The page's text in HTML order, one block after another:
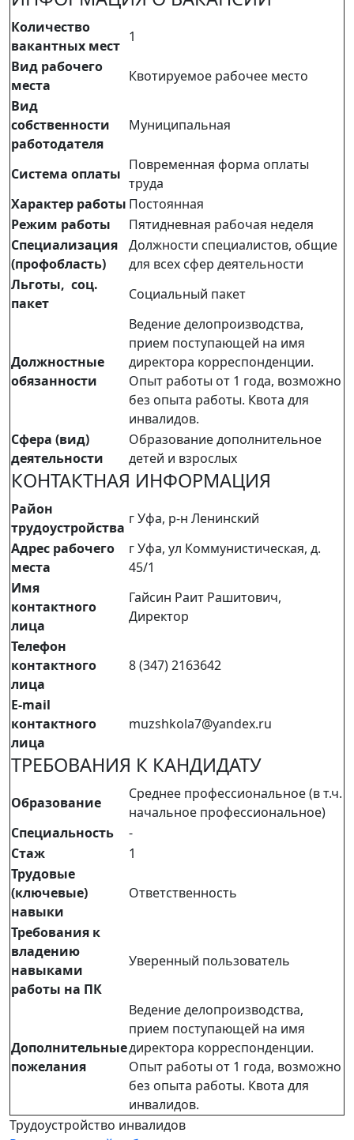
Количество
вакантных мест
1
Вид рабочего
места
Квотируемое рабочее место
Вид
собственности
работодателя
Муниципальная
Система оплаты
Повременная форма оплаты
труда
Характер работы Постоянная
Режим работы
Пятидневная рабочая неделя
Специализация
(профобласть)
Должности специалистов, общие
для всех сфер деятельности
Льготы, соц.
пакет
Социальный пакет
Должностные
обязанности
Ведение делопроизводства,
прием поступающей на имя
директора корреспонденции.
Опыт работы от 1 года, возможно
без опыта работы. Квота для
инвалидов.
Сфера (вид)
деятельности
Образование дополнительное
детей и взрослых
КОНТАКТНАЯ ИНФОРМАЦИЯ
Район
трудоустройства
г Уфа, р-н Ленинский
Адрес рабочего
места
г Уфа, ул Коммунистическая, д.
45/1
Имя
контактного
лица
Гайсин Раит Рашитович,
Директор
Телефон
контактного
лица
8 (347) 2163642
E-mail
контактного
лица
muzshkola7@yandex.ru
ТРЕБОВАНИЯ К КАНДИДАТУ
Образование
Среднее профессиональное (в т.ч.
начальное профессиональное)
Специальность
-
Стаж
1
Трудовые
(ключевые)
навыки
Ответственность
Требования к
владению
навыками
работы на ПК
Уверенный пользователь
Дополнительные
пожелания
Ведение делопроизводства,
прием поступающей на имя
директора корреспонденции.
Опыт работы от 1 года, возможно
без опыта работы. Квота для
инвалидов.
Трудоустройство инвалидов